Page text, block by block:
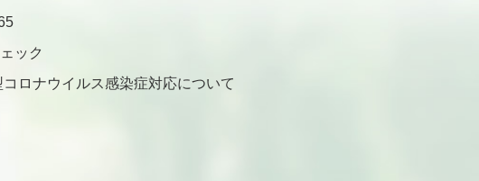
ック
ロナウイルス感染症対応について